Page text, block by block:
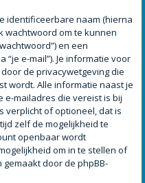
identificeerbare naam (hierna
wachtwoord om te kunnen
en een
e-mail”). Je informatie voor
de privacywetgeving die
wordt. Alle informatie naast je
e-mailadres die vereist is bij
verplicht of optioneel, dat is
zelf de mogelijkheid te
openbaar wordt
om in te stellen of
door de phpBB-